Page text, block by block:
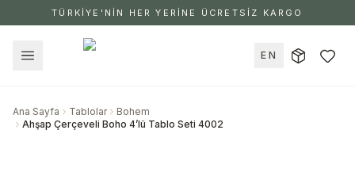
TÜRKİYE'NİN HER YERİNE ÜCRETSİZ KARGO
EN
Ana Sayfa Tablolar
Bohem
Ahşap Çerçeveli Boho 4’lü Tablo Seti 4002